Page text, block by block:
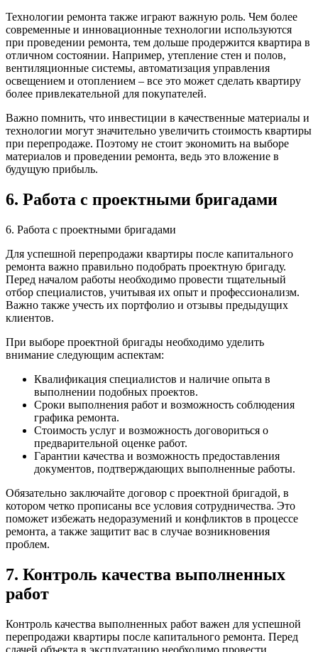
Технологии ремонта также играют важную роль. Чем более
современные и инновационные технологии используются
при проведении ремонта, тем дольше продержится квартира в
отличном состоянии. Например, утепление стен и полов,
вентиляционные системы, автоматизация управления
освещением и отоплением – все это может сделать квартиру
более привлекательной для покупателей.
Важно помнить, что инвестиции в качественные материалы и
технологии могут значительно увеличить стоимость квартиры
при перепродаже. Поэтому не стоит экономить на выборе
материалов и проведении ремонта, ведь это вложение в
будущую прибыль.
6. Работа с проектными бригадами
6. Работа с проектными бригадами
Для успешной перепродажи квартиры после капитального
ремонта важно правильно подобрать проектную бригаду.
Перед началом работы необходимо провести тщательный
отбор специалистов, учитывая их опыт и профессионализм.
Важно также учесть их портфолио и отзывы предыдущих
клиентов.
При выборе проектной бригады необходимо уделить
внимание следующим аспектам:
Квалификация специалистов и наличие опыта в
выполнении подобных проектов.
Сроки выполнения работ и возможность соблюдения
графика ремонта.
Стоимость услуг и возможность договориться о
предварительной оценке работ.
Гарантии качества и возможность предоставления
документов, подтверждающих выполненные работы.
Обязательно заключайте договор с проектной бригадой, в
котором четко прописаны все условия сотрудничества. Это
поможет избежать недоразумений и конфликтов в процессе
ремонта, а также защитит вас в случае возникновения
проблем.
7. Контроль качества выполненных
работ
Контроль качества выполненных работ важен для успешной
перепродажи квартиры после капитального ремонта. Перед
сдачей объекта в эксплуатацию необходимо провести